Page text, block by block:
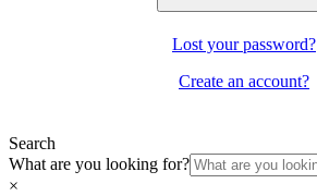
Lost your password?
Create an account?
Search
What are you looking for?
×